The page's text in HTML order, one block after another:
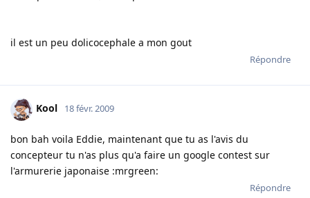
il est un peu dolicocephale a mon gout
Répondre
Kool 18 févr. 2009
bon bah voila Eddie, maintenant que tu as l'avis du
concepteur tu n'as plus qu'a faire un google contest sur
l'armurerie japonaise :mrgreen:
Répondre